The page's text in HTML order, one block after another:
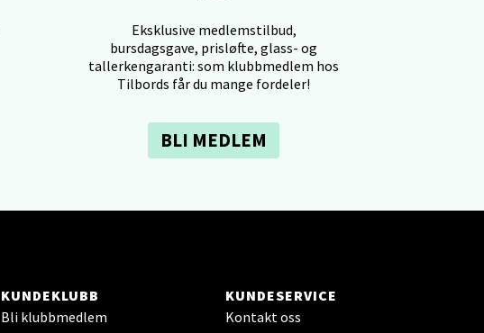
Eksklusive medlemstilbud,
bursdagsgave, prisløfte, glass- og
tallerkengaranti: som klubbmedlem hos
Tilbords får du mange fordeler!
BLI MEDLEM
KUNDEKLUBB
Bli klubbmedlem
KUNDESERVICE
Kontakt oss